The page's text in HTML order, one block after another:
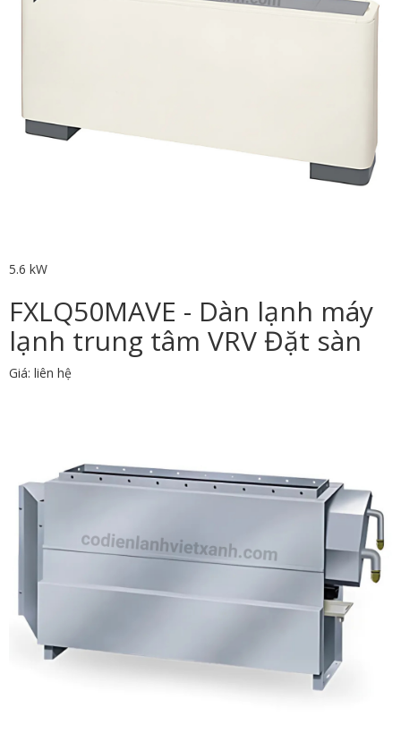
5.6 kW
FXLQ50MAVE - Dàn lạnh máy
lạnh trung tâm VRV Đặt sàn
Giá: liên hệ